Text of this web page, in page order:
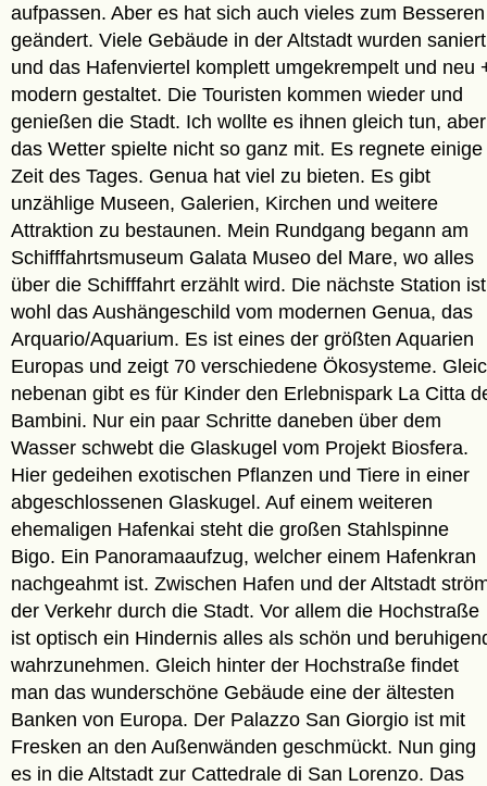
aufpassen. Aber es hat sich auch vieles zum Besseren
geändert. Viele Gebäude in der Altstadt wurden saniert
und das Hafenviertel komplett umgekrempelt und neu
modern gestaltet. Die Touristen kommen wieder und
genießen die Stadt. Ich wollte es ihnen gleich tun, aber
das Wetter spielte nicht so ganz mit. Es regnete einige
Zeit des Tages. Genua hat viel zu bieten. Es gibt
unzählige Museen, Galerien, Kirchen und weitere
Attraktion zu bestaunen. Mein Rundgang begann am
Schifffahrtsmuseum Galata Museo del Mare, wo alles
über die Schifffahrt erzählt wird. Die nächste Station ist
wohl das Aushängeschild vom modernen Genua, das
Arquario/Aquarium. Es ist eines der größten Aquarien
Europas und zeigt 70 verschiedene Ökosysteme.
nebenan gibt es für Kinder den Erlebnispark La Citta
Bambini. Nur ein paar Schritte daneben über dem
Wasser schwebt die Glaskugel vom Projekt Biosfera.
Hier gedeihen exotischen Pflanzen und Tiere in einer
abgeschlossenen Glaskugel. Auf einem weiteren
ehemaligen Hafenkai steht die großen Stahlspinne
Bigo. Ein Panoramaaufzug, welcher einem Hafenkran
nachgeahmt ist. Zwischen Hafen und der Altstadt
der Verkehr durch die Stadt. Vor allem die Hochstraße
ist optisch ein Hindernis alles als schön und
wahrzunehmen. Gleich hinter der Hochstraße findet
man das wunderschöne Gebäude eine der ältesten
Banken von Europa. Der Palazzo San Giorgio ist mit
Fresken an den Außenwänden geschmückt. Nun ging
es in die Altstadt zur Cattedrale di San Lorenzo. Das